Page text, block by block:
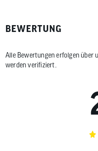
BEWERTUNG
Alle Bewertungen erfolgen über
werden verifiziert.